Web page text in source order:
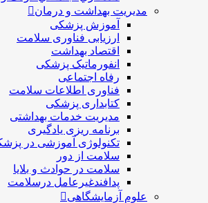
مدیریت بهداشت و درمان
آموزش پزشکی
ارزیابی فناوری سلامت
اقتصاد بهداشت
انفورماتیک پزشکی
رفاه اجتماعی
فناوری اطلاعات سلامت
کتابداری پزشکی
مديريت خدمات بهداشتی
برنامه ریزی یادگیری
تکنولوژی آموزشی در
سلامت از دور
سلامت در حوادث و بلایا
پدافندغیرعامل درسلامت
علوم آزمایشگاهی